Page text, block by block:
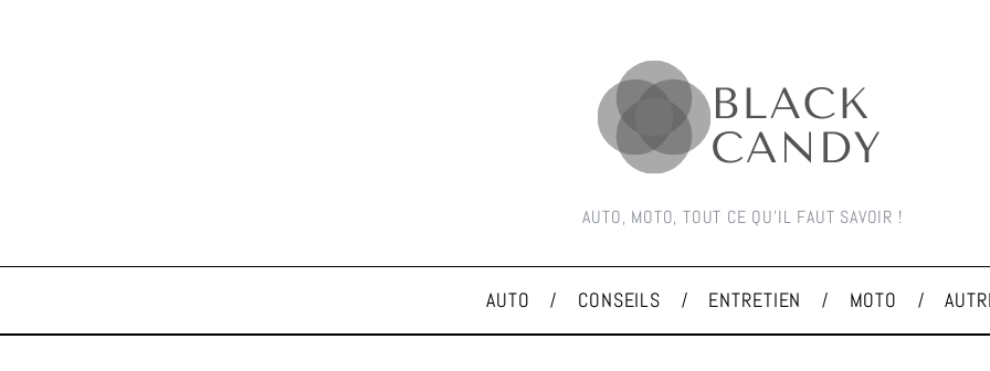
AUTO, MOTO, TOUT CE QU'IL FAUT SAVOIR !
AUTO CONSEILS ENTRETIEN MOTO